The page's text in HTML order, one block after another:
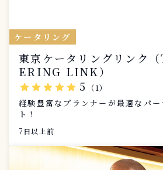
ケータリング
東京ケータリングリンク
ERING LINK）
star star star star star 5
（1）
経験豊富なプランナーが最適なパ
ト！
7日以上前